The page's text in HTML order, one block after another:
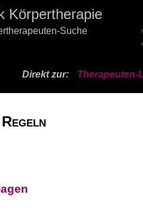
Körpertherapie
Suche
Direkt zur: Therapeuten-
Regeln